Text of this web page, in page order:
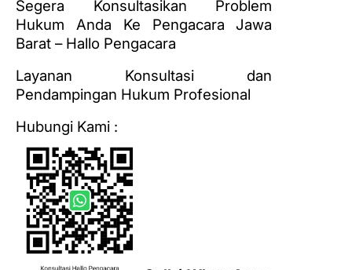
Segera Konsultasikan Problem
Hukum Anda Ke Pengacara Jawa
Barat – Hallo Pengacara
Layanan Konsultasi dan
Pendampingan Hukum Profesional
Hubungi Kami :